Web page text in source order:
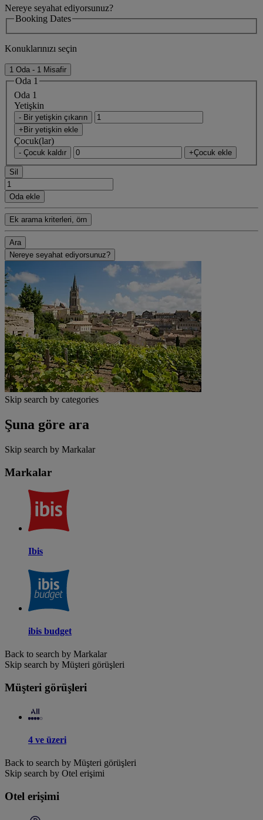
Nereye seyahat ediyorsunuz?
Booking Dates
Konuklarınızı seçin
1 Oda - 1 Misafir
Oda 1
Oda 1
Yetişkin
- Bir yetişkin çıkarın
+Bir yetişkin ekle
Çocuk(lar)
- Çocuk kaldır +Çocuk ekle
Sil
Oda ekle
Ek arama kriterleri, örn
Ara
Nereye seyahat ediyorsunuz?
Skip search by categories
Şuna göre ara
Skip search by Markalar
Markalar
Ibis
ibis budget
Back to search by Markalar
Skip search by Müşteri görüşleri
Müşteri görüşleri
4 ve üzeri
Back to search by Müşteri görüşleri
Skip search by Otel erişimi
Otel erişimi